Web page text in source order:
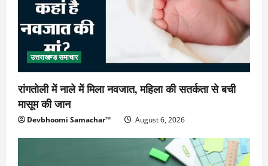
उत्तराखण्ड समाचार
रांगतोली में नाले में मिला नवजात, महिला की सतर्कता से बची
मासूम की जान
Devbhoomi Samachar™ August 6, 2026